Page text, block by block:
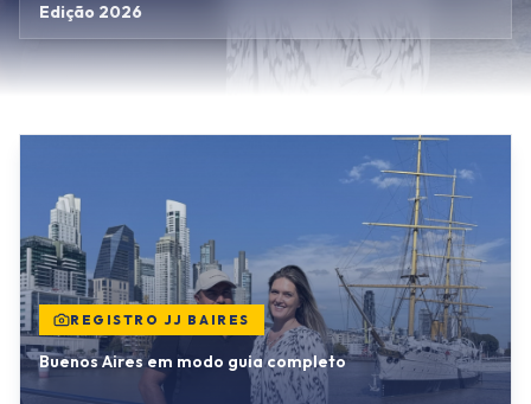
Edição 2026
REGISTRO JJ BAIRES
Buenos Aires em modo guia completo